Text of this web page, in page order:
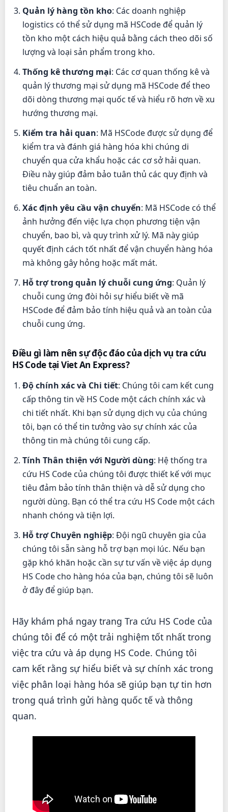
Quản lý hàng tồn kho: Các doanh nghiệp
logistics có thể sử dụng mã HSCode để quản lý
tồn kho một cách hiệu quả bằng cách theo dõi số
lượng và loại sản phẩm trong kho.
Thống kê thương mại: Các cơ quan thống kê và
quản lý thương mại sử dụng mã HSCode để theo
dõi dòng thương mại quốc tế và hiểu rõ hơn về xu
hướng thương mại.
Kiểm tra hải quan: Mã HSCode được sử dụng để
kiểm tra và đánh giá hàng hóa khi chúng di
chuyển qua cửa khẩu hoặc các cơ sở hải quan.
Điều này giúp đảm bảo tuân thủ các quy định và
tiêu chuẩn an toàn.
Xác định yêu cầu vận chuyển: Mã HSCode có thể
ảnh hưởng đến việc lựa chọn phương tiện vận
chuyển, bao bì, và quy trình xử lý. Mã này giúp
quyết định cách tốt nhất để vận chuyển hàng hóa
mà không gây hỏng hoặc mất mát.
Hỗ trợ trong quản lý chuỗi cung ứng: Quản lý
chuỗi cung ứng đòi hỏi sự hiểu biết về mã
HSCode để đảm bảo tính hiệu quả và an toàn của
chuỗi cung ứng.
Điều gì làm nên sự độc đáo của dịch vụ tra cứu
HS Code tại Viet An Express?
Độ chính xác và Chi tiết: Chúng tôi cam kết cung
cấp thông tin về HS Code một cách chính xác và
chi tiết nhất. Khi bạn sử dụng dịch vụ của chúng
tôi, bạn có thể tin tưởng vào sự chính xác của
thông tin mà chúng tôi cung cấp.
Tính Thân thiện với Người dùng: Hệ thống tra
cứu HS Code của chúng tôi được thiết kế với mục
tiêu đảm bảo tính thân thiện và dễ sử dụng cho
người dùng. Bạn có thể tra cứu HS Code một cách
nhanh chóng và tiện lợi.
Hỗ trợ Chuyên nghiệp: Đội ngũ chuyên gia của
chúng tôi sẵn sàng hỗ trợ bạn mọi lúc. Nếu bạn
gặp khó khăn hoặc cần sự tư vấn về việc áp dụng
HS Code cho hàng hóa của bạn, chúng tôi sẽ luôn
ở đây để giúp bạn.
Hãy khám phá ngay trang Tra cứu HS Code của
chúng tôi để có một trải nghiệm tốt nhất trong
việc tra cứu và áp dụng HS Code. Chúng tôi
cam kết rằng sự hiểu biết và sự chính xác trong
việc phân loại hàng hóa sẽ giúp bạn tự tin hơn
trong quá trình gửi hàng quốc tế và thông
quan.